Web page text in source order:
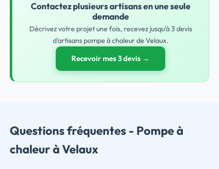
Contactez plusieurs artisans en une seule
demande
Décrivez votre projet une fois, recevez jusqu'à 3 devis
d'artisans pompe à chaleur de Velaux.
Recevoir mes 3 devis →
Questions fréquentes - Pompe à
chaleur à Velaux